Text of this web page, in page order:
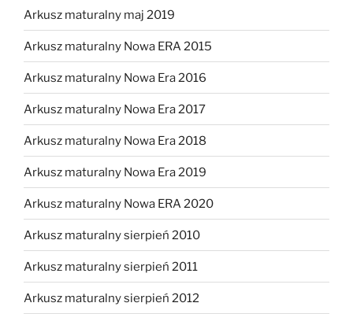
Arkusz maturalny maj 2019
Arkusz maturalny Nowa ERA 2015
Arkusz maturalny Nowa Era 2016
Arkusz maturalny Nowa Era 2017
Arkusz maturalny Nowa Era 2018
Arkusz maturalny Nowa Era 2019
Arkusz maturalny Nowa ERA 2020
Arkusz maturalny sierpień 2010
Arkusz maturalny sierpień 2011
Arkusz maturalny sierpień 2012